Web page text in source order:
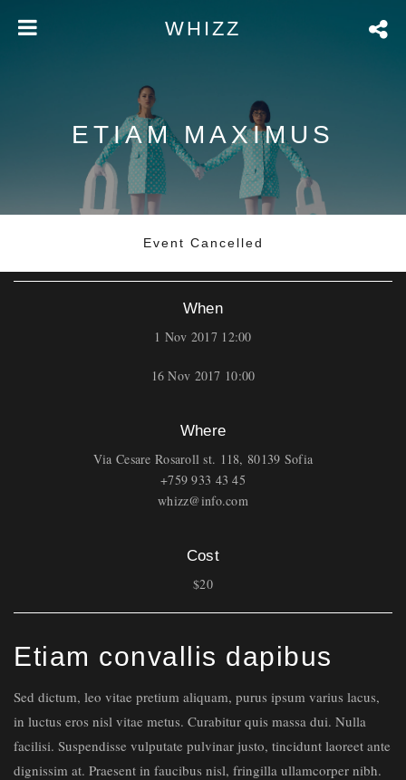
WHIZZ
ETIAM MAXIMUS
Event Cancelled
When
1 Nov 2017 12:00
16 Nov 2017 10:00
Where
Via Cesare Rosaroll st. 118, 80139 Sofia
+759 933 43 45
whizz@info.com
Cost
$20
Etiam convallis dapibus
Sed dictum, leo vitae pretium aliquam, purus ipsum varius lacus,
in luctus eros nisl vitae metus. Curabitur quis massa dui. Nulla
facilisi. Suspendisse vulputate pulvinar justo, tincidunt laoreet ante
dignissim at. Praesent in faucibus nisl, fringilla ullamcorper nibh.